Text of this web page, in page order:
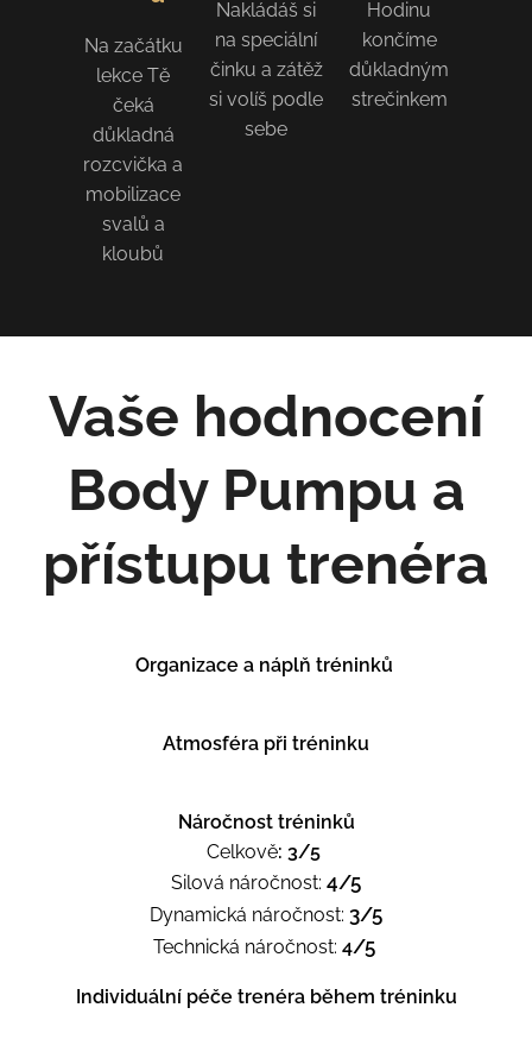
Na začátku
lekce Tě
čeká
důkladná
rozcvička a
mobilizace
svalů a
kloubů
Nakládáš si
na speciální
činku a zátěž
si volíš podle
sebe
Hodinu
končíme
důkladným
strečinkem
Vaše hodnocení
Body Pumpu a
přístupu trenéra
Organizace a náplň tréninků
Atmosféra při tréninku
Náročnost tréninků
Celkově: 3/5
Silová náročnost: 4/5
Dynamická náročnost: 3/5
Technická náročnost: 4/5
Individuální péče trenéra během tréninku